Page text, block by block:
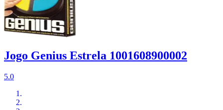
Jogo Genius Estrela 1001608900002
5.0